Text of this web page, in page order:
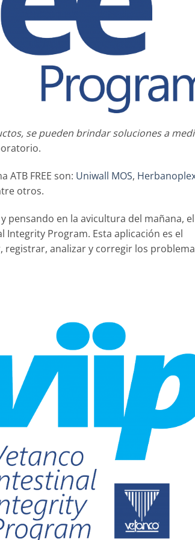
se pueden brindar soluciones a
FREE son: Uniwall MOS,
otros.
pensando en la avicultura del mañana, el
Integrity Program. Esta aplicación es el
registrar, analizar y corregir los